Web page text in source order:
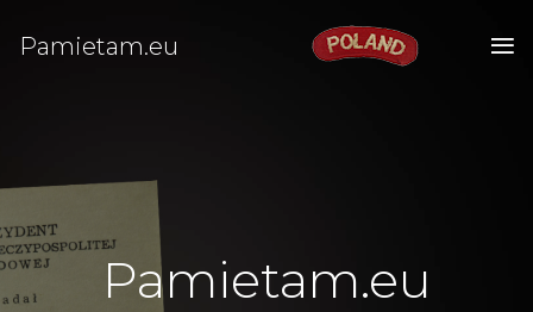
Pamietam.eu
Pamietam.eu